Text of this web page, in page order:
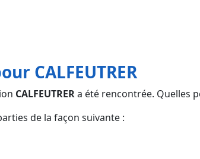
CALFEUTRER
CALFEUTRERa été rencontrée. Quelles
de la façon suivante :